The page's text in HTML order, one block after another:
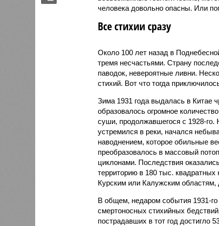
человека довольно опасны. Или
Все стихии сразу
Около 100 лет назад в
тремя несчастьями. Страну
паводок, невероятные ливни.
стихий. Вот что тогда
Зима 1931 года выдалась в Китае
образовалось огромное
суши, продолжавшегося с 1928-го.
устремился в реки, начался
наводнением, которое обильные
преобразовалось в массовый
циклонами. Последствия
территорию в 180 тыс.
Курским или Калужским областям,
В общем, недаром события 1931-
смертоносных стихийных
пострадавших в тот год достигло